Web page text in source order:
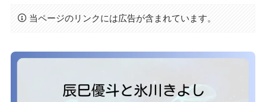
当ページのリンクには広告が含まれています。